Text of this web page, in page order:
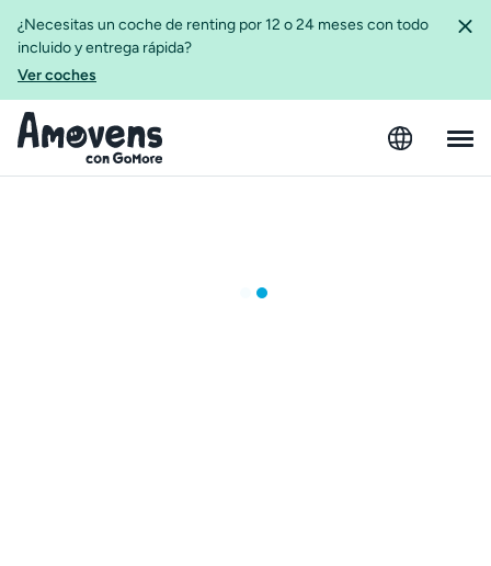
¿Necesitas un coche de renting por 12 o 24 meses con todo
incluido y entrega rápida?
Ver coches